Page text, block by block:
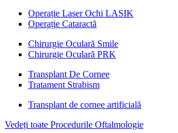
Operație Laser Ochi LASIK
Operație Cataractă
Chirurgie Oculară Smile
Chirurgie Oculară PRK
Transplant De Cornee
Tratament Strabism
Transplant de cornee artificială
Vedeți toate Procedurile Oftalmologie